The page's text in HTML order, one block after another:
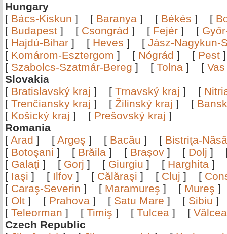
Hungary
[ Bács-Kiskun ] [ Baranya ] [ Békés ] [
[ Budapest ] [ Csongrád ] [ Fejér ] [
[ Hajdú-Bihar ] [ Heves ] [ Jász-Nagykun-
[ Komárom-Esztergom ] [ Nógrád ] [ Pest
[ Szabolcs-Szatmár-Bereg ] [ Tolna ] [ Vas
Slovakia
[ Bratislavský kraj ] [ Trnavský kraj ] [
[ Trenčiansky kraj ] [ Žilinský kraj ] [
[ Košický kraj ] [ Prešovský kraj ]
Romania
[ Arad ] [ Argeş ] [ Bacău ] [ Bistriţa-
[ Botoşani ] [ Brăila ] [ Braşov ] [ Dolj ]
[ Galaţi ] [ Gorj ] [ Giurgiu ] [ Harghita ]
[ Iaşi ] [ Ilfov ] [ Călăraşi ] [ Cluj ] [
[ Caraş-Severin ] [ Maramureş ] [ Mureş
[ Olt ] [ Prahova ] [ Satu Mare ] [ Sibiu
[ Teleorman ] [ Timiş ] [ Tulcea ] [
Czech Republic